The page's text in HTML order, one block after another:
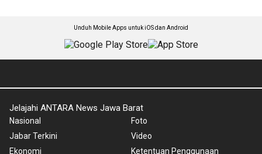
Unduh Mobile Apps untuk iOS dan Android
Jelajahi ANTARA News Jawa Barat
Nasional
Jabar Terkini
Ekonomi
Foto
Video
Ketentuan Penggunaan